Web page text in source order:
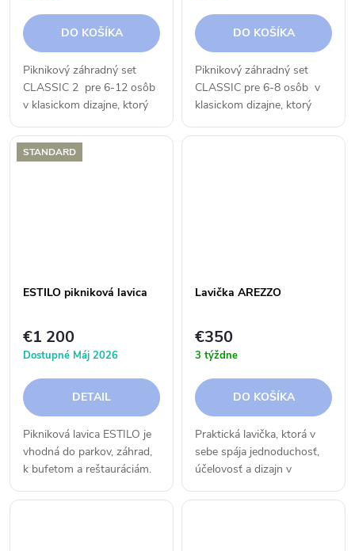
DO KOŠÍKA
Piknikový záhradný set
CLASSIC 2 pre 6-12 osôb
v klasickom dizajne, ktorý
DO KOŠÍKA
Piknikový záhradný set
CLASSIC pre 6-8 osôb v
klasickom dizajne, ktorý
STANDARD
ESTILO pikniková lavica
€1 200
Dostupné Máj 2026
DETAIL
Pikniková lavica ESTILO je
vhodná do parkov, záhrad,
k bufetom a reštauráciám.
ľubovoľne kombinovať.
Lavička AREZZO
€350
3 týždne
DO KOŠÍKA
Praktická lavička, ktorá v
sebe spája jednoduchosť,
účelovosť a dizajn v
kolekciou nábytku